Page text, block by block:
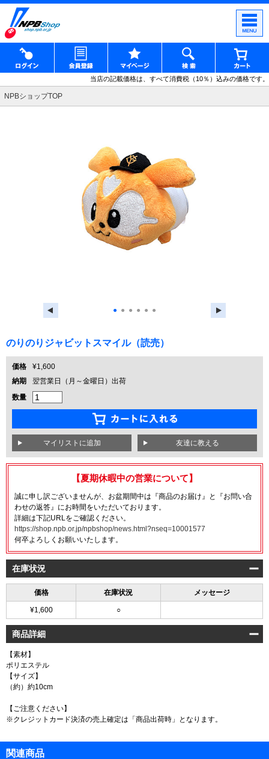
当店の記載価格は、すべて消費税（10％）込みの価格です。
NPBショップTOP
● ● ● ● ● ●
のりのりジャビットスマイル（読売）
価格
¥1,600
納期
翌営業日（月～金曜日）出荷
数量
友達に教える
【夏期休暇中の営業について】
誠に申し訳ございませんが、お盆期間中は『商品のお届け』と『お問い合
わせの返答』にお時間をいただいております。
詳細は下記URLをご確認ください。
https://shop.npb.or.jp/npbshop/news.html?nseq=10001577
何卒よろしくお願いいたします。
在庫状況
価格 在庫状況 メッセージ
¥1,600 ○
商品詳細
【素材】
ポリエステル
【サイズ】
（約）約10cm
【ご注意ください】
※クレジットカード決済の売上確定は「商品出荷時」となります。
関連商品